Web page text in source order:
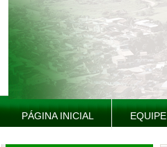
PÁGINA INICIAL EQUIPE